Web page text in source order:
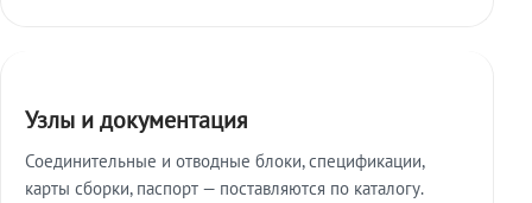
Узлы и документация
Соединительные и отводные блоки, спецификации,
карты сборки, паспорт — поставляются по каталогу.